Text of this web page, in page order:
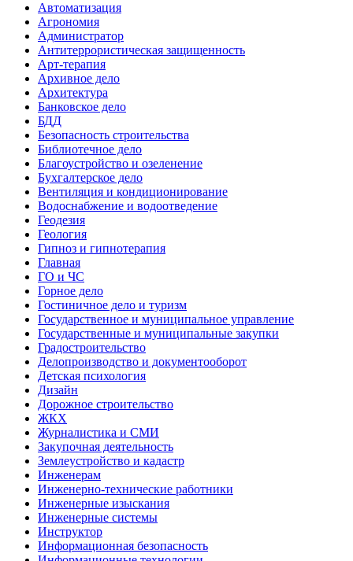
Автоматизация
Агрономия
Администратор
Антитеррористическая защищенность
Арт-терапия
Архивное дело
Архитектура
Банковское дело
БДД
Безопасность строительства
Библиотечное дело
Благоустройство и озеленение
Бухгалтерское дело
Вентиляция и кондиционирование
Водоснабжение и водоотведение
Геодезия
Геология
Гипноз и гипнотерапия
Главная
ГО и ЧС
Горное дело
Гостиничное дело и туризм
Государственное и муниципальное управление
Государственные и муниципальные закупки
Градостроительство
Делопроизводство и документооборот
Детская психология
Дизайн
Дорожное строительство
ЖКХ
Журналистика и СМИ
Закупочная деятельность
Землеустройство и кадастр
Инженерам
Инженерно-технические работники
Инженерные изыскания
Инженерные системы
Инструктор
Информационная безопасность